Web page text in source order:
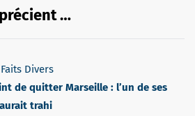
…
Faits Divers
de quitter Marseille : l’un de ses
trahi